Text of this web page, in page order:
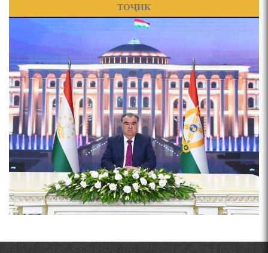
ЧЕХРАХОИ АСЛИИ МИРЗО
Мирзо Турсунзода-
"Кахрамони Точикистон"
ПРЕДПОСЫЛКИ СТАНОВЛЕНИЯ
ФИЛОЛОГИЧЕСКОГО РОМАНА В ТАДЖИКСКОЙ
МУРУВВАТИЁН ДЖ. ДЖ.
ВАСФИ МОДАР ДАР НАМУНАҲОИ ОСОРИ ШИФОҲИ
ВОЖАҲОИ НУРОНИИ ШЕЪР АНЗУРАТИ МАЛИКЗОД.
ТАСАВВУРИ МАРДУМ ДАР ХУСУСИ ИШҚИ РӮДАКӢ
ФАРИДУН ИСМОИЛОВ.
Pages
ТОҶИК